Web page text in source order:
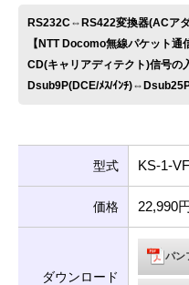
RS232C⇔RS422変換器(ACア
【NTT Docomo無線パケット通
CD(キャリアディテクト)信号の
Dsub9P(DCE/ﾒｽ/ｲﾝﾁ
型式 KS-1-VF
価格 22,990
ダウンロード
パン